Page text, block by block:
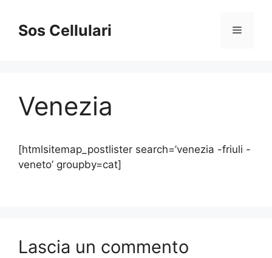
contenuto
Sos Cellulari Menu
Venezia
[htmlsitemap_postlister search=’venezia -friuli -
veneto’ groupby=cat]
Lascia un commento